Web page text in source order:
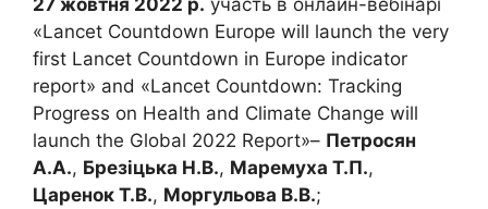
27 жовтня 2022 р. участь в онлайн-вебінарі
«Lancet Countdown Europe will launch the very
first Lancet Countdown in Europe indicator
report» and «Lancet Countdown: Tracking
Progress on Health and Climate Change will
launch the Global 2022 Report»– Петросян
А.А., Брезіцька Н.В., Маремуха Т.П.,
Царенок Т.В., Моргульова В.В.;